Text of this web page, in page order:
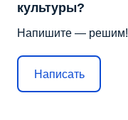
культуры?
Напишите — решим!
Написать